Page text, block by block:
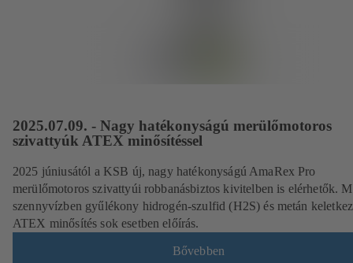
2025.07.09. - Nagy hatékonyságú merülőmotoros
szivattyúk ATEX minősítéssel
2025 júniusától a KSB új, nagy hatékonyságú AmaRex Pro
merülőmotoros szivattyúi robbanásbiztos kivitelben is elérhetők.
szennyvízben gyűlékony hidrogén-szulfid (H2S) és metán
ATEX minősítés sok esetben előírás.
Bővebben